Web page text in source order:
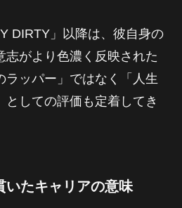
DIRTY」以降は、彼自身の
志がより色濃く反映された
ラッパー」ではなく「人生
としての評価も定着してき
いたキャリアの意味